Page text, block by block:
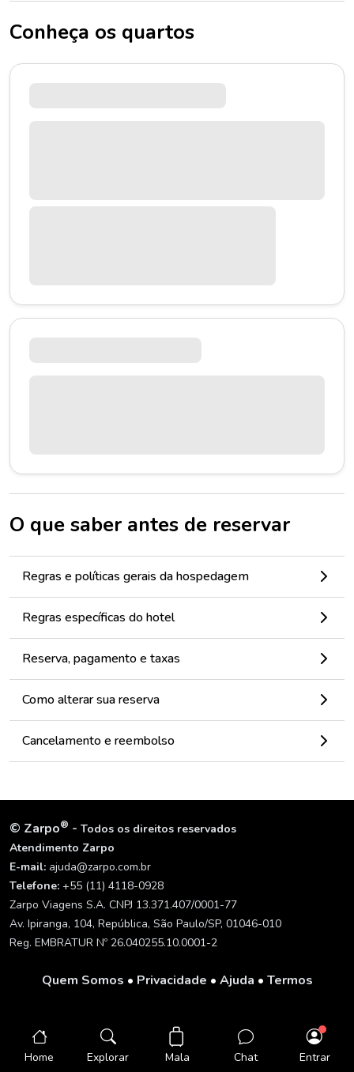
Conheça os quartos
O que saber antes de reservar
Regras e políticas gerais da hospedagem
Regras específicas do hotel
Reserva, pagamento e taxas
Como alterar sua reserva
Cancelamento e reembolso
Home Explorar Mala Chat Entrar
© Zarpo® - Todos os direitos reservados
Atendimento Zarpo
E-mail: ajuda@zarpo.com.br
Telefone: +55 (11) 4118-0928
Zarpo Viagens S.A. CNPJ 13.371.407/0001-77
Av. Ipiranga, 104, República, São Paulo/SP, 01046-010
Reg. EMBRATUR Nº 26.040255.10.0001-2
Quem Somos • Privacidade • Ajuda • Termos